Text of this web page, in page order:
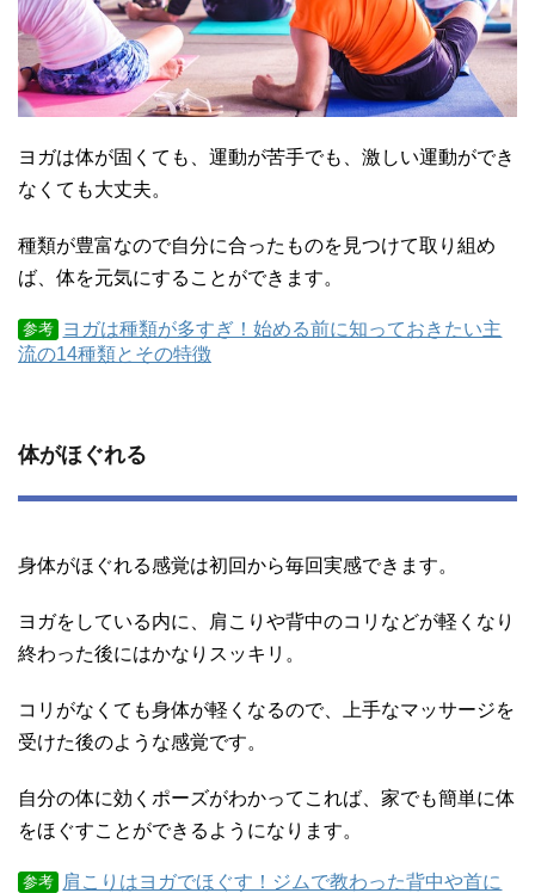
ヨガは体が固くても、運動が苦手でも、激しい運動ができ
なくても大丈夫。
種類が豊富なので自分に合ったものを見つけて取り組め
ば、体を元気にすることができます。
参考
ヨガは種類が多すぎ！始める前に知っておきたい主
流の14種類とその特徴
体がほぐれる
身体がほぐれる感覚は初回から毎回実感できます。
ヨガをしている内に、肩こりや背中のコリなどが軽くなり
終わった後にはかなりスッキリ。
コリがなくても身体が軽くなるので、上手なマッサージを
受けた後のような感覚です。
自分の体に効くポーズがわかってこれば、家でも簡単に体
をほぐすことができるようになります。
参考
肩こりはヨガでほぐす！ジムで教わった背中や首に